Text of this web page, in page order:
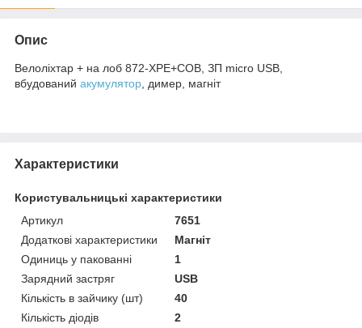
Опис
Велоліхтар + на лоб 872-XPE+COB, ЗП micro USB,
вбудований акумулятор , димер, магніт
Характеристики
Користувальницькі характеристики
Артикул
7651
Додаткові характеристики
Магніт
Одиниць у пакованні
1
Зарядний застряг
USB
Кількість в зайчику (шт)
40
Кількість діодів
2